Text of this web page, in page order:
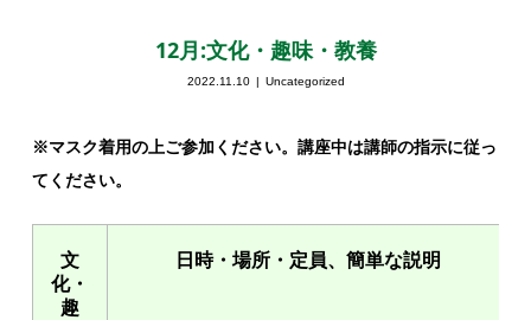
12月:文化・趣味・教養
2022.11.10 Uncategorized
※マスク着用の上ご参加ください。講座中は講師の指示に従っ
てください。
文
化・
趣
日時・場所・定員、簡単な説明